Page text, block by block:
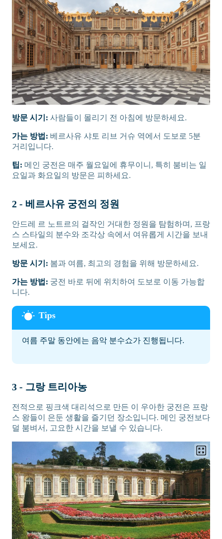
방문 시기: 사람들이 몰리기 전 아침에 방문하세요.
가는 방법: 베르사유 샤토 리브 거슈 역에서 도보로 5분
거리입니다.
팁: 메인 궁전은 매주 월요일에 휴무이니, 특히 붐비는 일
요일과 화요일의 방문은 피하세요.
2 - 베르사유 궁전의 정원
안드레 르 노트르의 걸작인 거대한 정원을 탐험하며, 프랑
스 스타일의 분수와 조각상 속에서 여유롭게 시간을 보내
보세요.
방문 시기: 봄과 여름, 최고의 경험을 위해 방문하세요.
가는 방법: 궁전 바로 뒤에 위치하여 도보로 이동 가능합
니다.
여름 주말 동안에는 음악 분수쇼가 진행됩니다.
3 - 그랑 트리아농
전적으로 핑크색 대리석으로 만든 이 우아한 궁전은 프랑
스 왕들이 은둔 생활을 즐기던 장소입니다. 메인 궁전보다
덜 붐벼서, 고요한 시간을 보낼 수 있습니다.